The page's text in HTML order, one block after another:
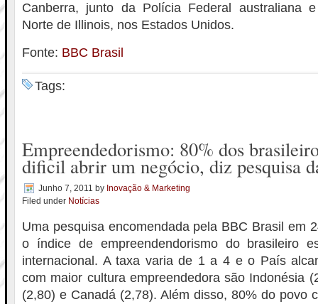
Canberra, junto da Polícia Federal australiana
Norte de Illinois, nos Estados Unidos.
Fonte: BBC Brasil
Tags:
Empreendedorismo: 80% dos
dificil abrir um negócio, diz pesquisa
Junho 7, 2011 by Inovação & Marketing
Filed under Notícias
Uma pesquisa encomendada pela BBC Brasil em
o índice de empreendendorismo do brasileiro
internacional. A taxa varia de 1 a 4 e o País
com maior cultura empreendedora são Indonésia
(2,80) e Canadá (2,78). Além disso, 80% do povo